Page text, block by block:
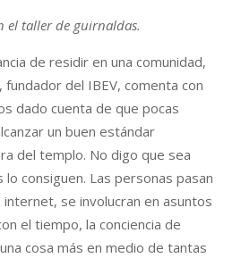
el taller de guirnaldas.
de residir en una comunidad,
fundador del IBEV, comenta con
dado cuenta de que pocas
un buen estándar
del templo. No digo que sea
consiguen. Las personas pasan
se involucran en asuntos
el tiempo, la conciencia de
cosa más en medio de tantas